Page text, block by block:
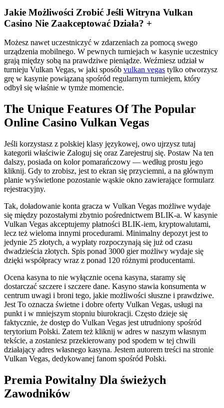
Jakie Możliwości Zrobić Jeśli Witryna Vulkan
Casino Nie Zaakceptować Działa? +
Możesz nawet uczestniczyć w zdarzeniach za pomocą swego
urządzenia mobilnego. W pewnych turniejach w kasynie uczestnicy
grają między sobą na prawdziwe pieniądze. Weźmiesz udział w
turnieju Vulkan Vegas, w jaki sposób vulkan vegas tylko otworzysz
grę w kasynie powiązaną spośród regularnym turniejem, który
odbył się właśnie w tymże momencie.
The Unique Features Of The Popular
Online Casino Vulkan Vegas
Jeśli korzystasz z polskiej klasy językowej, owo ujrzysz tutaj
kategorii właściwie Zaloguj się oraz Zarejestruj się. Postaw Na ten
dalszy, posiada on kolor pomarańczowy — według prostu jego
kliknij. Gdy to zrobisz, jest to ekran się przyciemni, a na głównym
planie wyświetlone pozostanie wąskie okno zawierające formularz
rejestracyjny.
Tak, doładowanie konta gracza w Vulkan Vegas możliwe wydaje
się między pozostałymi zbytnio pośrednictwem BLIK-a. W kasynie
Vulkan Vegas akceptujemy płatności BLIK-iem, kryptowalutami,
lecz też wieloma innymi procedurami. Minimalny depozyt jest to
jedynie 25 złotych, a wypłaty rozpoczynają się już od czasu
dwadzieścia złotych. Spis ponad 3000 gier możliwy wydaje się
dzięki współpracy wraz z ponad 120 różnymi producentami.
Ocena kasyna to nie wyłącznie ocena kasyna, staramy się
dostarczać szczere i szczere dane. Kasyno stawia konsumenta w
centrum uwagi i broni tego, jakie możliwości słuszne i prawdziwe.
Jest To oznacza świetne i dobre oferty Vulkan Vegas, usługi na
punkt i w mniejszym stopniu biurokracji. Często dzieje się
faktycznie, że dostęp do Vulkan Vegas jest utrudniony spośród
terytorium Polski. Zatem też kliknij w adres w naszym własnym
tekście, a zostaniesz przekierowany pod spodem w tej chwili
działający adres własnego kasyna. Jestem autorem treści na stronie
Vulkan Vegas, dedykowanej fanom spośród Polski.
Premia Powitalny Dla świeżych
Zawodników